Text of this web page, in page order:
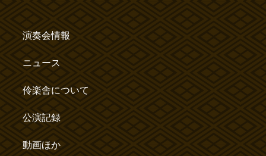
演奏会情報
ニュース
伶楽舎について
公演記録
動画ほか